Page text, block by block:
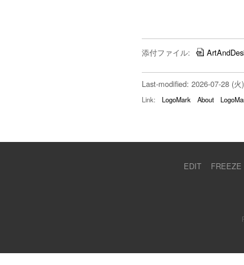
添付ファイル:
Last-modified: 2026-07-28 (火
Link: LogoMark About
EDIT FREEZE